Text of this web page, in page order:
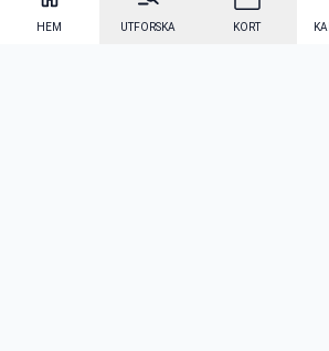
HEM UTFORSKA KORT